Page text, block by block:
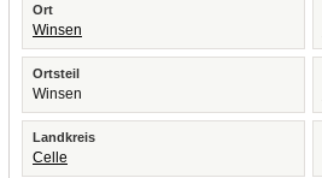
Ort
Winsen
Ortsteil
Winsen
Landkreis
Celle